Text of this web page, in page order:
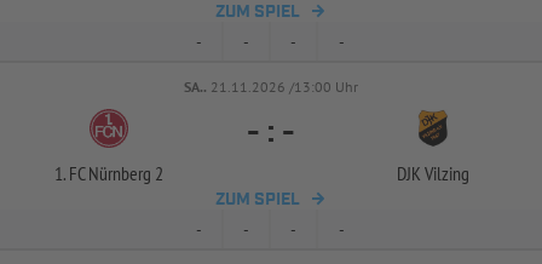
ZUM SPIEL
- - - -
SA.. 21.11.2026 /13:00 Uhr
1. FC Nürnberg 2
- : -
DJK Vilzing
ZUM SPIEL
- - - -